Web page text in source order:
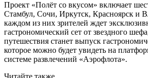
Проект «Полёт со вкусом» включает
Стамбул, Сочи, Иркутск, Красноярск и
каждом из них зрителей ждет
гастрономический сет от звездного
путешествия станет выпуск
которое можно будет увидеть на
системе развлечений «Аэрофлота».